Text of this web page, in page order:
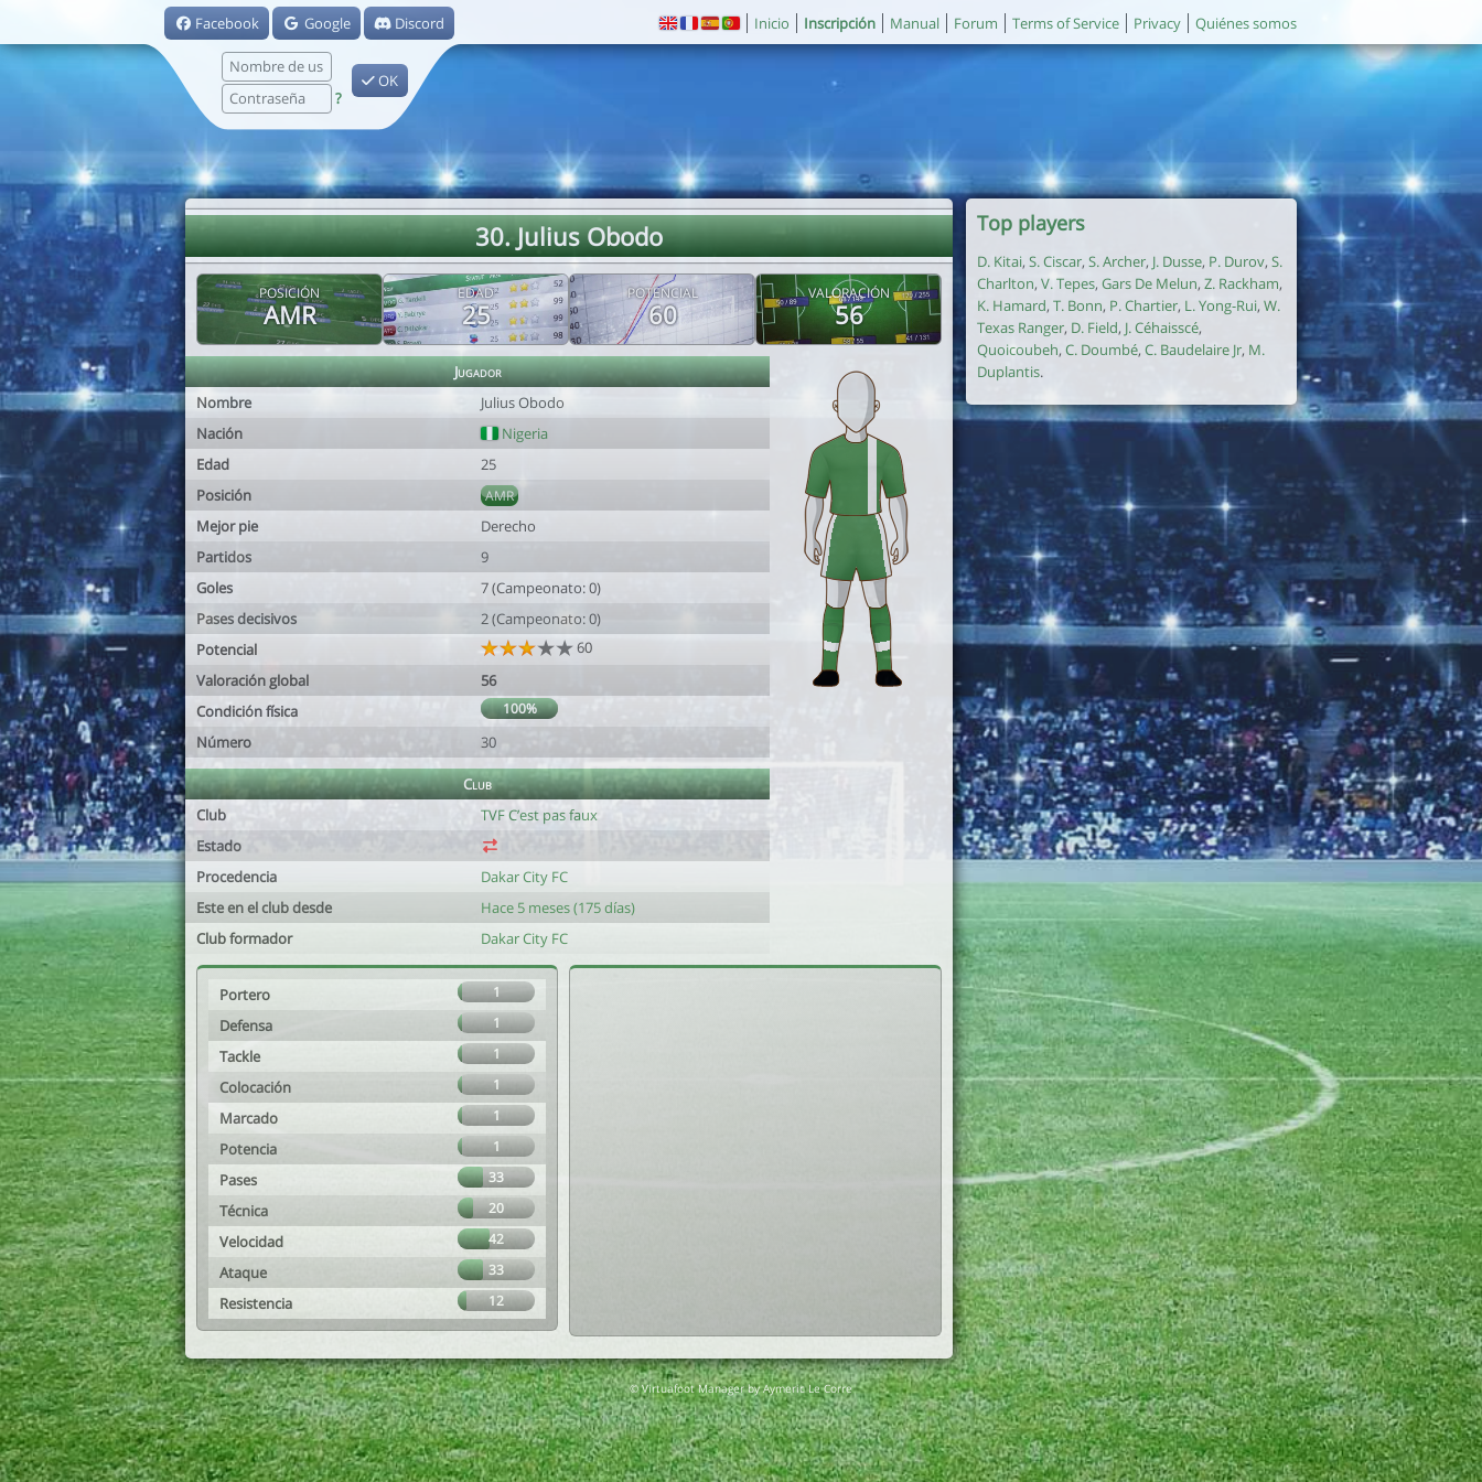
Facebook Google Discord
?
OK
Inicio Inscripción Manual Forum Terms of Service Privacy Quiénes somos
30. Julius Obodo
POSICIÓN
AMR
EDAD
25
POTENCIAL
60
VALORACIÓN
56
Jugador
Nombre
Julius Obodo
Nación
Nigeria
Edad
25
Posición
AMR
Mejor pie
Derecho
Partidos
9
Goles
7 (Campeonato: 0)
Pases decisivos
2 (Campeonato: 0)
Potencial
60
Valoración global
56
Condición física
100%
Número 30
Club
Club
TVF C’est pas faux
Estado
Procedencia
Dakar City FC
Este en el club desde
Hace 5 meses (175 días)
Club formador
Dakar City FC
Portero 1
Defensa 1
Tackle 1
Colocación 1
Marcado 1
Potencia 1
Pases 33
Técnica 20
Velocidad 42
Ataque 33
Resistencia 12
Top players
D. Kitai, S. Ciscar, S. Archer, J. Dusse, P. Durov, S.
Charlton, V. Tepes, Gars De Melun, Z. Rackham,
K. Hamard, T. Bonn, P. Chartier, L. Yong-Rui, W.
Texas Ranger, D. Field, J. Céhaisscé,
Quoicoubeh, C. Doumbé, C. Baudelaire Jr, M.
Duplantis.
© Virtuafoot Manager by Aymeric Le Corre